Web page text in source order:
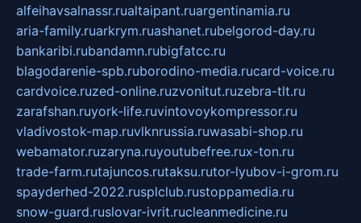
alfeihavsalnassr.rualtaipant.ruargentinamia.ru
aria-family.ruarkrym.ruashanet.rubelgorod-day.ru
bankaribi.rubandamn.rubigfatcc.ru
blagodarenie-spb.ruborodino-media.rucard-voice.ru
cardvoice.ruzed-online.ruzvonitut.ruzebra-tlt.ru
zarafshan.ruyork-life.ruvintovoykompressor.ru
vladivostok-map.ruvlknrussia.ruwasabi-shop.ru
webamator.ruzaryna.ruyoutubefree.rux-ton.ru
trade-farm.rutajuncos.rutaksu.rutor-lyubov-i-grom.ru
spayderhed-2022.rusplclub.rustoppamedia.ru
snow-guard.ruslovar-ivrit.rucleanmedicine.ru